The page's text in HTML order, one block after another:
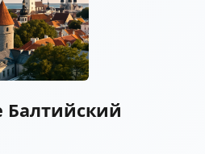
Балтийский